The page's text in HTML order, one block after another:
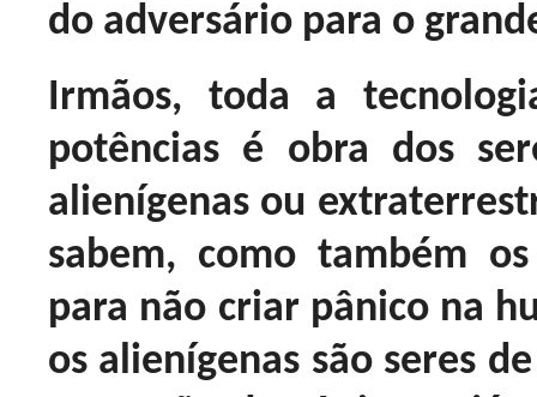
do adversário para o
Irmãos, toda a
potências é obra dos
alienígenas ou
sabem, como também
para não criar pânico na
os alienígenas são seres